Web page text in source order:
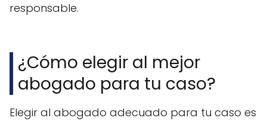
responsable.
¿Cómo elegir al mejor
abogado para tu caso?
Elegir al abogado adecuado para tu caso es